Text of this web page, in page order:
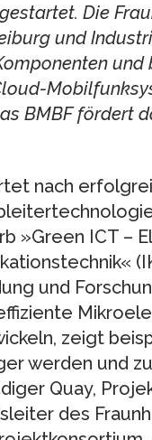
Die
und
BMBF fördert
nach
»Green ICT –
und
zeigt
werden und
Quay,
des